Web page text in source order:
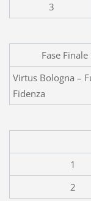
3
Fase
Virtus Bologna –
Fidenza
1
2